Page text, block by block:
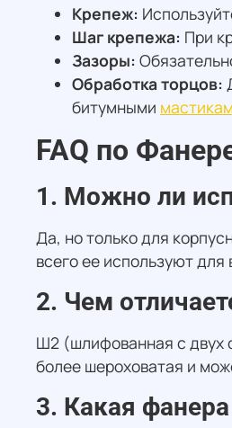
Крепеж:
Шаг крепежа: При
Зазоры:
Обработка торцов:
битумными
FAQ по
1. Можно ли
Да, но только для
всего ее используют
2. Чем
Ш2 (шлифованная с двух
более шероховатая и
3. Какая